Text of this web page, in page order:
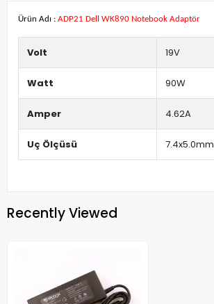
Ürün Adı : ADP21 Dell WK890 Notebook Adaptör
Volt 19V
Watt 90W
Amper 4.62A
Uç Ölçüsü 7.4x5.0mm
Recently Viewed